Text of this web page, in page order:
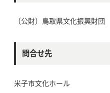
（公財）鳥取県文化振興財団
問合せ先
米子市文化ホール